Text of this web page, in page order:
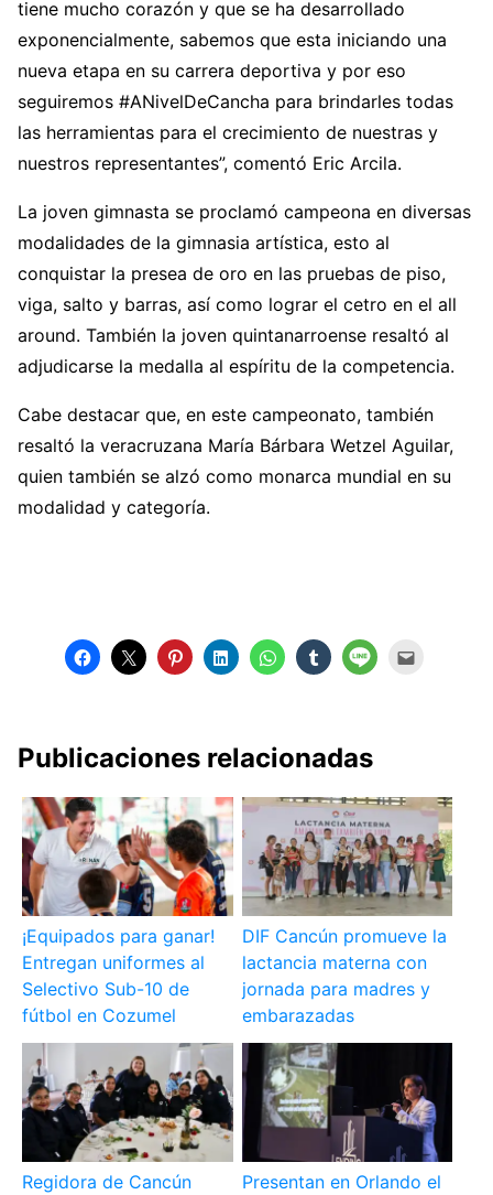
tiene mucho corazón y que se ha desarrollado
exponencialmente, sabemos que esta iniciando una
nueva etapa en su carrera deportiva y por eso
seguiremos #ANivelDeCancha para brindarles todas
las herramientas para el crecimiento de nuestras y
nuestros representantes”, comentó Eric Arcila.
La joven gimnasta se proclamó campeona en diversas
modalidades de la gimnasia artística, esto al
conquistar la presea de oro en las pruebas de piso,
viga, salto y barras, así como lograr el cetro en el all
around. También la joven quintanarroense resaltó al
adjudicarse la medalla al espíritu de la competencia.
Cabe destacar que, en este campeonato, también
resaltó la veracruzana María Bárbara Wetzel Aguilar,
quien también se alzó como monarca mundial en su
modalidad y categoría.
Publicaciones relacionadas
¡Equipados para ganar!
Entregan uniformes al
Selectivo Sub-10 de
fútbol en Cozumel
DIF Cancún promueve la
lactancia materna con
jornada para madres y
embarazadas
Regidora de Cancún
Presentan en Orlando el